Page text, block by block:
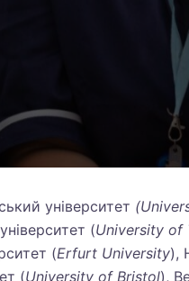
університет (
(University of
(Erfurt University),
(University of Bristol),